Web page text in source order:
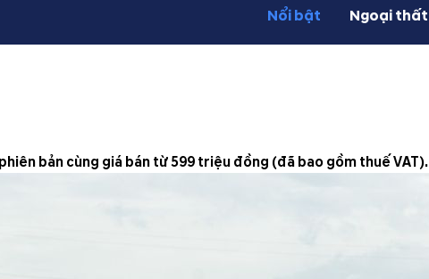
Nổi bật Ngoại thất
bản cùng giá bán từ 599 triệu đồng (đã bao gồm thuế VAT).